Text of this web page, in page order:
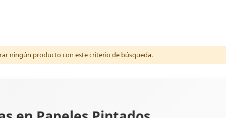
ningún producto con este criterio de búsqueda.